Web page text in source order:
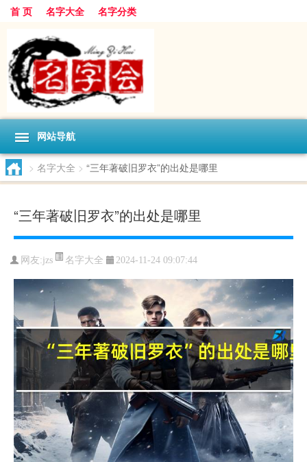
首 页 名字大全 名字分类
网站导航
> 名字大全 > “三年著破旧罗衣”的出处是哪里
“三年著破旧罗衣”的出处是哪里
网友:jzs 名字大全 2024-11-24 09:07:44